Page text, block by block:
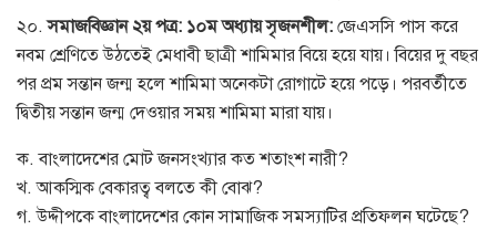
২০.সমাজবিজ্ঞান ২য় পত্র: ১০ম অধ্যায় সৃজনশীল: জেএসসি পাস করে
নবম শ্রেণিতে উঠতেই মেধাবী ছাত্রী শামিমার বিয়ে হয়ে যায়। বিয়ের দু বছর
পর প্রম সন্তান জন্ম হলে শামিমা অনেকটা রোগাটে হয়ে পড়ে। পরবর্তীতে
দ্বিতীয় সন্তান জন্ম দেওয়ার সময় শামিমা মারা যায়।
ক. বাংলাদেশের মোট জনসংখ্যার কত শতাংশ নারী?
খ. আকস্মিক বেকারত্ব বলতে কী বোঝ?
গ. উদ্দীপকে বাংলাদেশের কোন সামাজিক সমস্যাটির প্রতিফলন ঘটেছে?